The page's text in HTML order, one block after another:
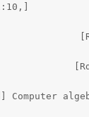
[Rd]
[Rd]